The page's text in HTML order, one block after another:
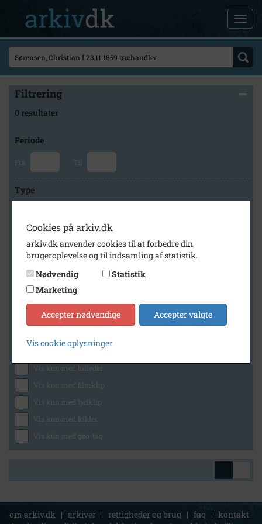
Filtrering
0 resultater
Periode
Fra Til
Type
Arkiv
Slagelse Stads- og Lokalarkiv
Generelt
Vis kun med billeder
Vis kun med filmklip
Vis kun med lydklip
Vis kun med kilder
Vis kun med geo-tag
om arkiv.dk | arkiver | rettigheder og brug | faq | kontakt
Cookies på arkiv.dk
arkiv.dk anvender cookies til at forbedre din
brugeroplevelse og til indsamling af statistik.
Nødvendig
Statistik
Marketing
Accepter nødvendige Accepter valgte
Vis cookie oplysninger